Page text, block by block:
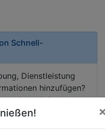
Schnell-
Dienstleistung
hinzufügen?
zu kontaktieren.
um